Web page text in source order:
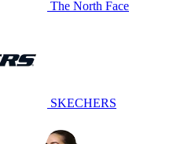
The North Face
SKECHERS